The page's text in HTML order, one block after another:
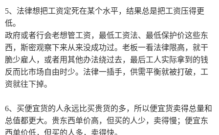
5、法律想把工资定死在某个水平，结果总是把工资压得更
低。
政府或者行会老想管工资，最低工资法、最低保护价这些东
西，斯密观察下来从来没成功过。老板一看法律限高，就干
脆少雇人，或者用其他办法绕过去，最后工人实际拿到的钱
反而比市场自由时少。法律一插手，供需平衡就被打破，工
资就往下掉。
6、买便宜货的人永远比买贵货的多，所以便宜货卖得总量和
总值都更大。贵东西单价高，但买的人少，卖得慢；便宜东
西单价低，但买的人多，卖得快。